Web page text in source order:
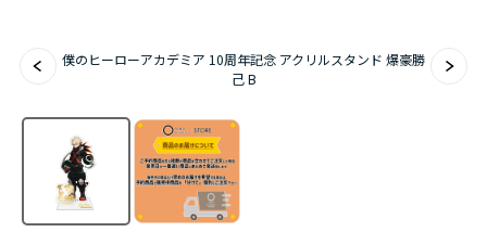
僕のヒーローアカデミア 10周年記念 アクリルスタンド 爆豪勝
己 B